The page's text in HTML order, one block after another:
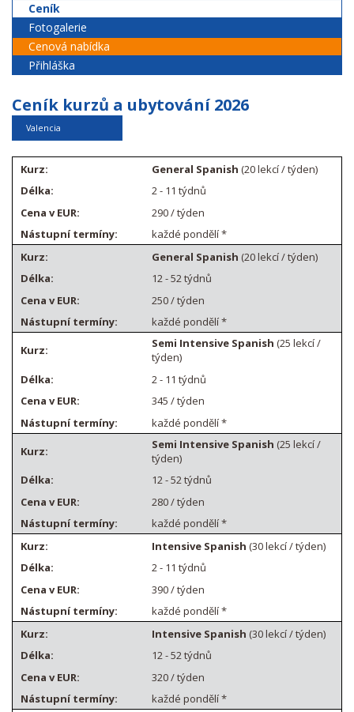
Ceník
Fotogalerie
Cenová nabídka
Přihláška
Ceník kurzů a ubytování 2026
Valencia
General Spanish (20 lekcí / týden)
2 - 11 týdnů
290 / týden
každé pondělí *
General Spanish (20 lekcí / týden)
12 - 52 týdnů
250 / týden
každé pondělí *
Semi Intensive Spanish (25 lekcí /
týden)
2 - 11 týdnů
345 / týden
každé pondělí *
Semi Intensive Spanish (25 lekcí /
týden)
12 - 52 týdnů
280 / týden
každé pondělí *
Intensive Spanish (30 lekcí / týden)
2 - 11 týdnů
390 / týden
každé pondělí *
Intensive Spanish (30 lekcí / týden)
12 - 52 týdnů
320 / týden
každé pondělí *